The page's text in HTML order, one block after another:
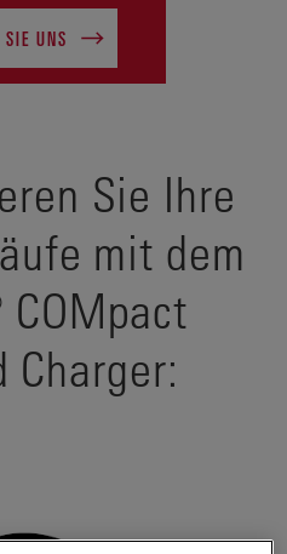
UNS
Sie Ihre
mit dem
COMpact
Charger: